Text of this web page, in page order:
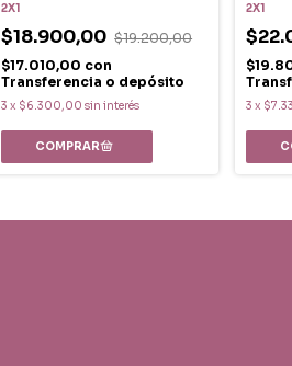
2X1
$18.900,00 $19.200,00
$17.010,00 con
Transferencia o depósito
3 x $6.300,00 sin interés
2X1
3 x